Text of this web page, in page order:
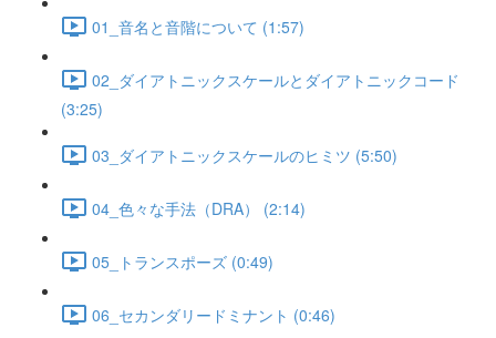
01_音名と音階について (1:57)
02_ダイアトニックスケールとダイアトニックコード
(3:25)
03_ダイアトニックスケールのヒミツ (5:50)
04_色々な手法（DRA） (2:14)
05_トランスポーズ (0:49)
06_セカンダリードミナント (0:46)